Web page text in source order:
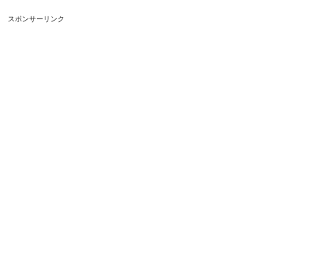
スポンサーリンク